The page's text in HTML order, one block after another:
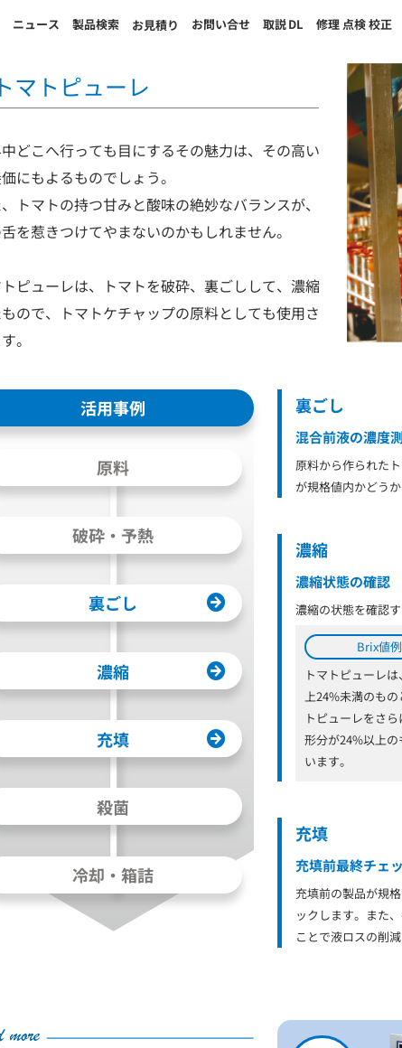
ニュース 製品検索 お見積り お問い合せ 取説DL 修理 点検 校正
トマトピューレ
どこへ行っても目にするその魅力は、その高い
にもよるものでしょう。
トマトの持つ甘みと酸味の絶妙なバランスが、
を惹きつけてやまないのかもしれません。
トピューレは、トマトを破砕、裏ごしして、濃縮
ので、トマトケチャップの原料としても使用さ
。
活用事例
原料
破砕・予熱
裏ごし
濃縮
充填
殺菌
冷却・箱詰
裏ごし
混合前液の濃度
原料から作られた
が規格値内かどうか
濃縮
濃縮状態の確認
濃縮の状態を確認
Brix値例
トマトピューレ
上24%未満のも
トピューレをさ
形分が24%以上
います。
充填
充填前最終チェ
充填前の製品が規
ックします。また
ことで液ロスの削